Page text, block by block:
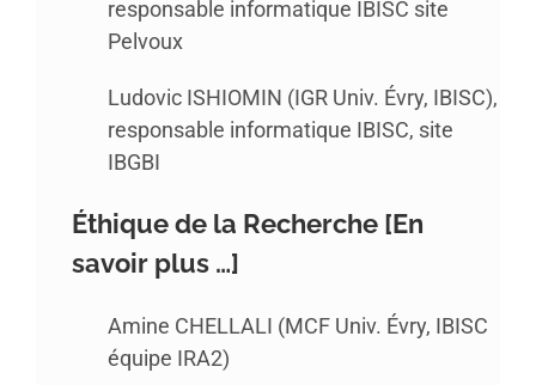
responsable informatique IBISC site
Pelvoux
Ludovic ISHIOMIN (IGR Univ. Évry, IBISC),
responsable informatique IBISC, site
IBGBI
Éthique de la Recherche [En
savoir plus …]
Amine CHELLALI (MCF Univ. Évry, IBISC
équipe IRA2)